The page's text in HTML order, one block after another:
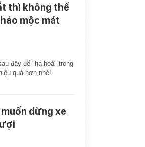
thì không thể
mộc mát
đây để "hạ hoả" trong
quả hơn nhé!
dừng xe